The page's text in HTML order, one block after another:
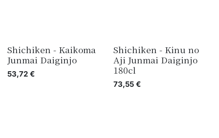
Shichiken - Kaikoma
Junmai Daiginjo
53,72 €
Shichiken - Kinu no
Aji Junmai Daiginjo
180cl
73,55€